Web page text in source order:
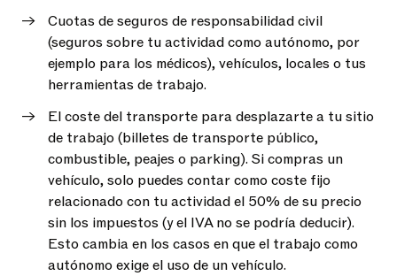
Cuotas de seguros de responsabilidad civil
(seguros sobre tu actividad como autónomo, por
ejemplo para los médicos), vehículos, locales o tus
herramientas de trabajo.
El coste del transporte para desplazarte a tu sitio
de trabajo (billetes de transporte público,
combustible, peajes o parking). Si compras un
vehículo, solo puedes contar como coste fijo
relacionado con tu actividad el 50% de su precio
sin los impuestos (y el IVA no se podría deducir).
Esto cambia en los casos en que el trabajo como
autónomo exige el uso de un vehículo.